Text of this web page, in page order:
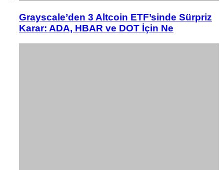
Grayscale’den 3 Altcoin ETF’sinde Sürpriz
Karar: ADA, HBAR ve DOT İçin Ne